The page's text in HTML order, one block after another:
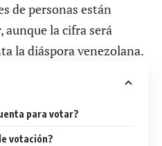
de personas están
aunque la cifra será
la diáspora venezolana.
para votar?
votación?